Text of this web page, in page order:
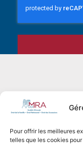
Pour offrir les meilleures
telles que les cookies